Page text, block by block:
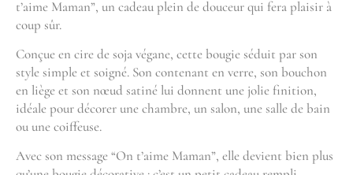
t’aime Maman”, un cadeau plein de douceur qui fera plaisir à
coup sûr.
Conçue en cire de soja végane, cette bougie séduit par son
style simple et soigné. Son contenant en verre, son bouchon
en liège et son nœud satiné lui donnent une jolie finition,
idéale pour décorer une chambre, un salon, une salle de bain
ou une coiffeuse.
Avec son message “On t’aime Maman”, elle devient bien plus